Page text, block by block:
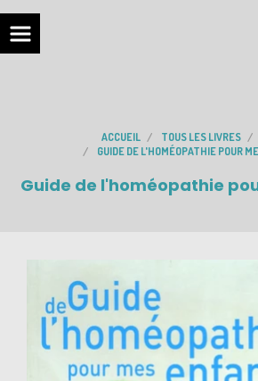
ACCUEIL TOUS LES LIVRES
GUIDE DE L'HOMÉOPATHIE POUR
Guide de l'homéopathie